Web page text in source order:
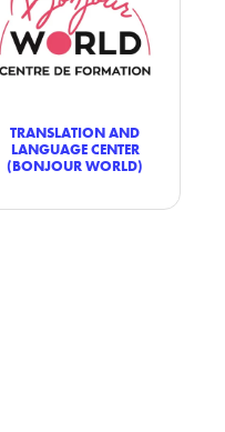
TRANSLATION AND
LANGUAGE CENTER
(BONJOUR WORLD)